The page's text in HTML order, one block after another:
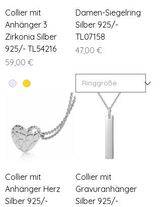
Collier mit
Anhänger 3
Zirkonia Silber
925/- TL54216
Preis
59,00 €
Damen-Siegelring
Silber 925/-
TL07158
Preis
47,00 €
Collier mit
Anhänger Herz
Silber 925/-
Collier mit
Gravuranhänger
Silber 925/-